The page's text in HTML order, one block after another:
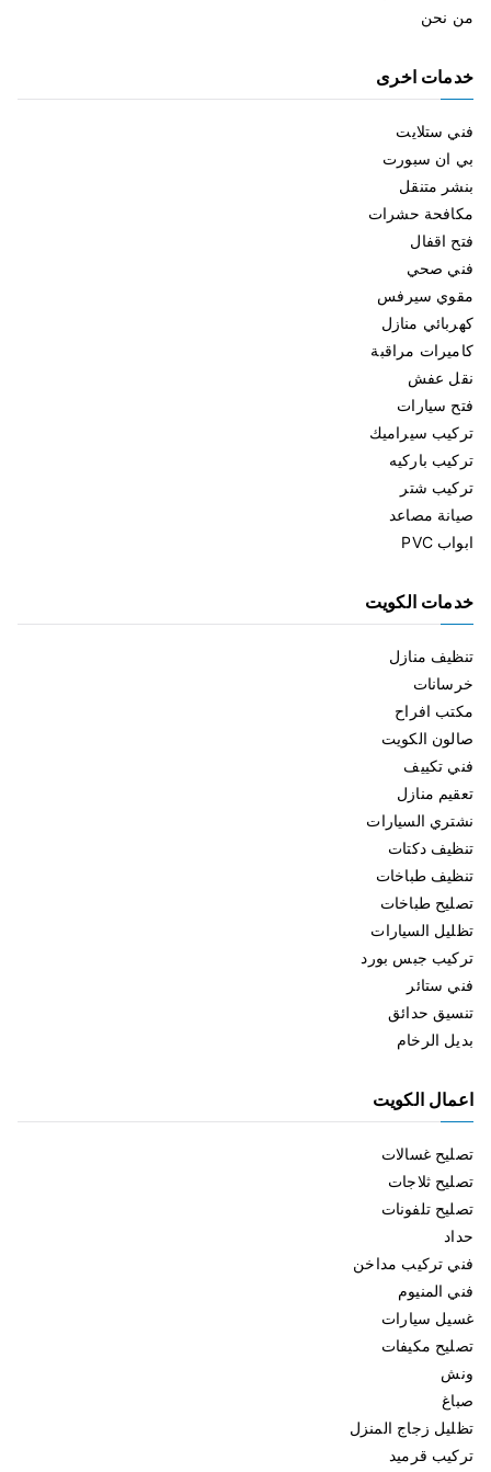
من نحن
خدمات اخرى
فني ستلايت
بي ان سبورت
بنشر متنقل
مكافحة حشرات
فتح اقفال
فني صحي
مقوي سيرفس
كهربائي منازل
كاميرات مراقبة
نقل عفش
فتح سيارات
تركيب سيراميك
تركيب باركيه
تركيب شتر
صيانة مصاعد
ابواب PVC
خدمات الكويت
تنظيف منازل
خرسانات
مكتب افراح
صالون الكويت
فني تكييف
تعقيم منازل
نشتري السيارات
تنظيف دكتات
تنظيف طباخات
تصليح طباخات
تظليل السيارات
تركيب جبس بورد
فني ستائر
تنسيق حدائق
بديل الرخام
اعمال الكويت
تصليح غسالات
تصليح ثلاجات
تصليح تلفونات
حداد
فني تركيب مداخن
فني المنيوم
غسيل سيارات
تصليح مكيفات
ونش
صباغ
تظليل زجاج المنزل
تركيب قرميد